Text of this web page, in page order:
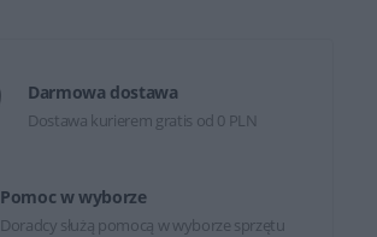
Darmowa dostawa
Dostawa kurierem gratis od 0 PLN
Pomoc w wyborze
Doradcy służą pomocą w wyborze sprzętu